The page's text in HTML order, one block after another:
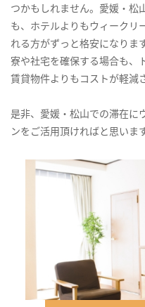
つかもしれません。愛媛・松
も、ホテルよりもウィークリ
れる方がずっと格安になりま
寮や社宅を確保する場合も、
賃貸物件よりもコストが軽減
是非、愛媛・松山での滞在に
ンをご活用頂ければと思います